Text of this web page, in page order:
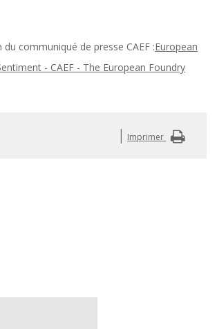
communiqué de presse CAEF :European
- CAEF - The European Foundry
| Imprimer